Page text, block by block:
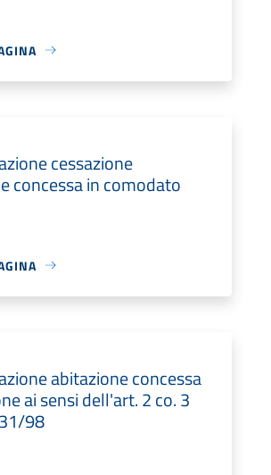
cessazione
concessa in comodato
abitazione concessa
ai sensi dell'art. 2 co. 3
98